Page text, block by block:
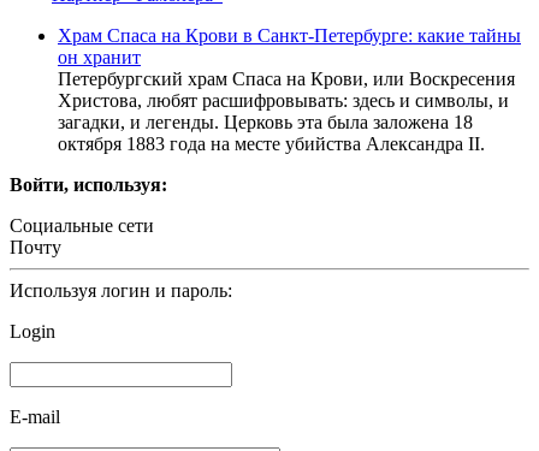
Храм Спаса на Крови в Санкт-Петербурге: какие тайны
он хранит
Петербургский храм Спаса на Крови, или Воскресения
Христова, любят расшифровывать: здесь и символы, и
загадки, и легенды. Церковь эта была заложена 18
октября 1883 года на месте убийства Александра ІІ.
Войти, используя:
Социальные сети
Почту
Используя логин и пароль:
Login
E-mail